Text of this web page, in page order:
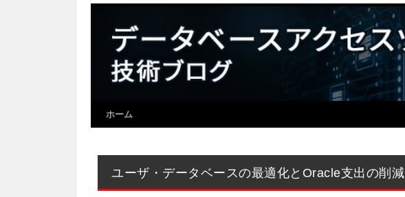
ホーム
ユーザ・データベースの最適化とOracle支出の削減